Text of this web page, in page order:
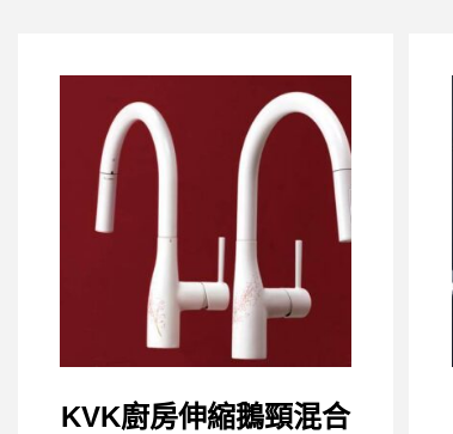
KVK廚房伸縮鵝頸混合